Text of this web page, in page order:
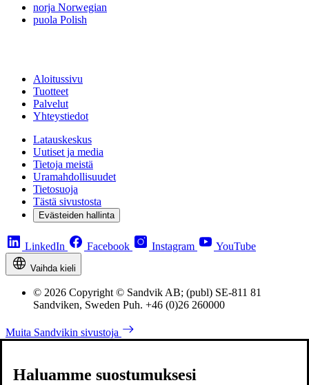
norja Norwegian
puola Polish
Aloitussivu
Tuotteet
Palvelut
Yhteystiedot
Latauskeskus
Uutiset ja media
Tietoja meistä
Uramahdollisuudet
Tietosuoja
Tästä sivustosta
Evästeiden hallinta
LinkedIn Facebook Instagram YouTube
Vaihda kieli
© 2026 Copyright © Sandvik AB; (publ) SE-811 81
Sandviken, Sweden Puh. +46 (0)26 260000
Muita Sandvikin sivustoja
Haluamme suostumuksesi